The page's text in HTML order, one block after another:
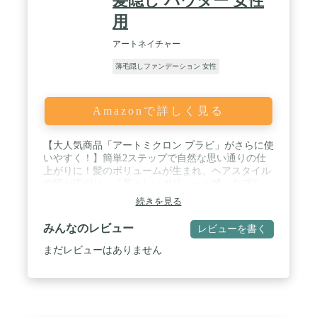
用
アートネイチャー
薄毛隠しファンデーション 女性
Amazonで詳しく見る
【大人気商品「アートミクロン プラビ」がさらに使
いやすく！】簡単2ステップで自然な思い通りの仕
上がりに！髪のボリュームが生まれ、ヘアスタイル
ス。 / 【前髪や生え際など細かいところにも使いや
すい「斜めパフ」を採用！】前髪や生え際などの細
かい場所をピンポイントでカバーしやすくするため
にパフの先端を斜めにしました。またパフは柔らか
いスポンジ素材を採用。髪や頭皮を傷めず、心地よ
続きを見る
みんなのレビュー レビューを書く
まだレビューはありません